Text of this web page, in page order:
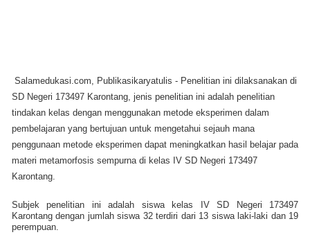
Salamedukasi.com, Publikasikaryatulis - Penelitian ini dilaksanakan di
SD Negeri 173497 Karontang, jenis penelitian ini adalah penelitian
tindakan kelas dengan menggunakan metode eksperimen dalam
pembelajaran yang bertujuan untuk mengetahui sejauh mana
penggunaan metode eksperimen dapat meningkatkan hasil belajar pada
materi metamorfosis sempurna di kelas IV SD Negeri 173497
Karontang.
Subjek penelitian ini adalah siswa kelas IV SD Negeri 173497
Karontang dengan jumlah siswa 32 terdiri dari 13 siswa laki-laki dan 19
perempuan.